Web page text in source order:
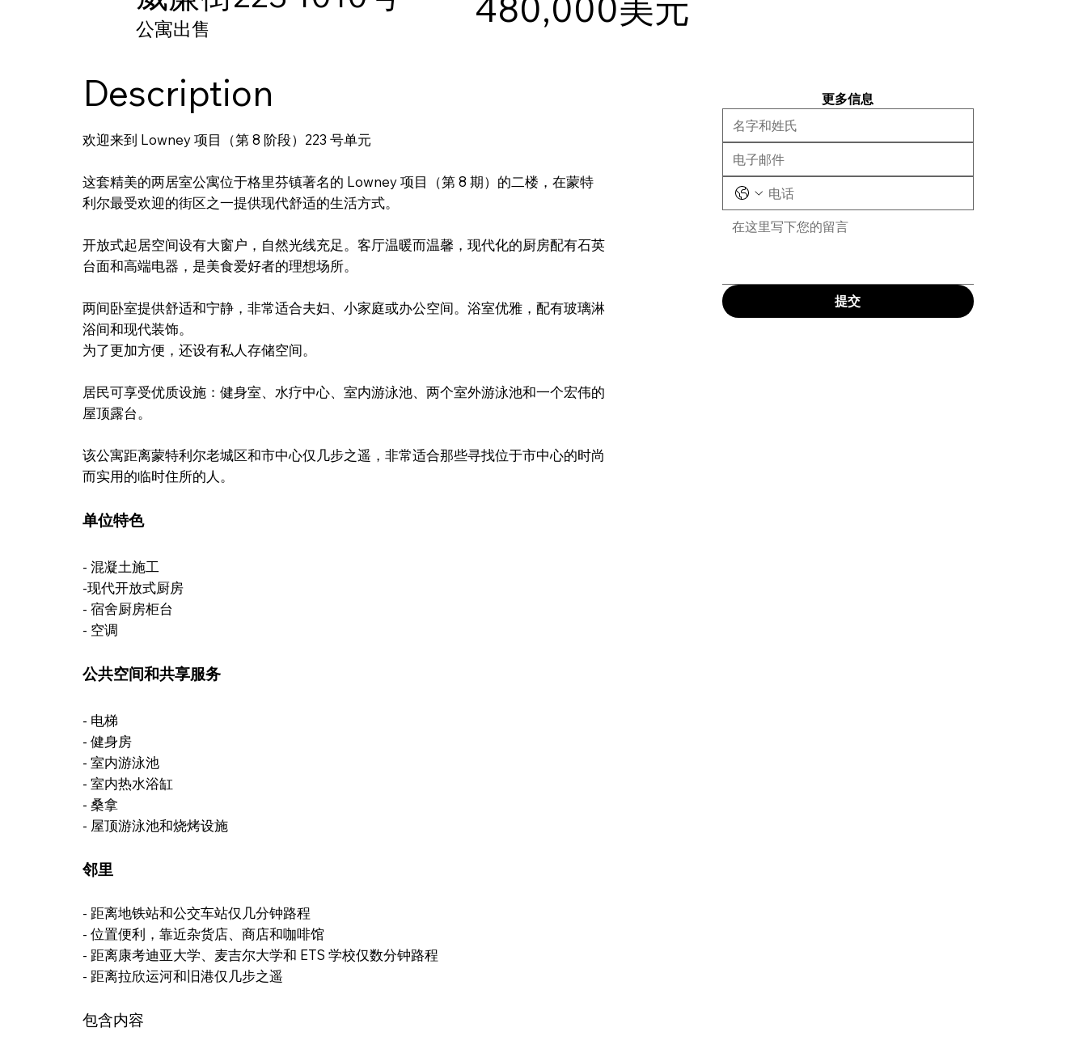
公寓出售
Description
更多信息
提交
欢迎来到 Lowney 项目（第 8 阶段）223 号单元
这套精美的两居室公寓位于格里芬镇著名的 Lowney 项目（第 8 期）的二楼，在蒙特
利尔最受欢迎的街区之一提供现代舒适的生活方式。
开放式起居空间设有大窗户，自然光线充足。客厅温暖而温馨，现代化的厨房配有石英
台面和高端电器，是美食爱好者的理想场所。
两间卧室提供舒适和宁静，非常适合夫妇、小家庭或办公空间。浴室优雅，配有玻璃淋
浴间和现代装饰。
为了更加方便，还设有私人存储空间。
居民可享受优质设施：健身室、水疗中心、室内游泳池、两个室外游泳池和一个宏伟的
屋顶露台。
该公寓距离蒙特利尔老城区和市中心仅几步之遥，非常适合那些寻找位于市中心的时尚
而实用的临时住所的人。
单位特色
- 混凝土施工
-现代开放式厨房
- 宿舍厨房柜台
- 空调
公共空间和共享服务
- 电梯
- 健身房
- 室内游泳池
- 室内热水浴缸
- 桑拿
- 屋顶游泳池和烧烤设施
邻里
- 距离地铁站和公交车站仅几分钟路程
- 位置便利，靠近杂货店、商店和咖啡馆
- 距离康考迪亚大学、麦吉尔大学和 ETS 学校仅数分钟路程
- 距离拉欣运河和旧港仅几步之遥
包含内容